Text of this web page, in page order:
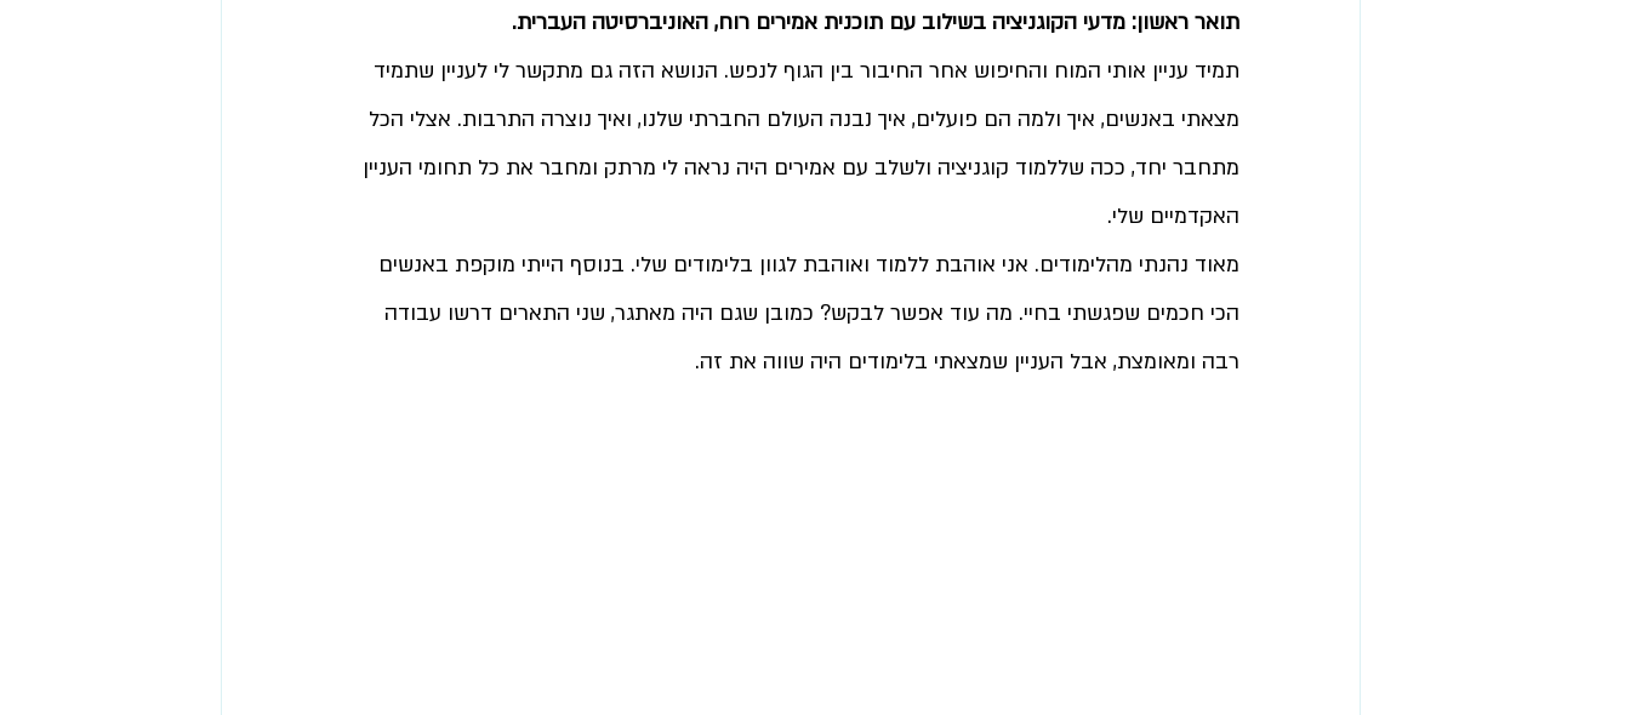
תואר ראשון: מדעי הקוגניציה בשילוב עם תוכנית אמירים רוח, האוניברסיטה העברית.
תמיד עניין אותי המוח והחיפוש אחר החיבור בין הגוף לנפש. הנושא הזה גם מתקשר לי לעניין שתמיד
מצאתי באנשים, איך ולמה הם פועלים, איך נבנה העולם החברתי שלנו, ואיך נוצרה התרבות. אצלי הכל
מתחבר יחד, ככה שללמוד קוגניציה ולשלב עם אמירים היה נראה לי מרתק ומחבר את כל תחומי העניין
האקדמיים שלי.
מאוד נהנתי מהלימודים. אני אוהבת ללמוד ואוהבת לגוון בלימודים שלי. בנוסף הייתי מוקפת באנשים
הכי חכמים שפגשתי בחיי. מה עוד אפשר לבקש? כמובן שגם היה מאתגר, שני התארים דרשו עבודה
רבה ומאומצת, אבל העניין שמצאתי בלימודים היה שווה את זה.